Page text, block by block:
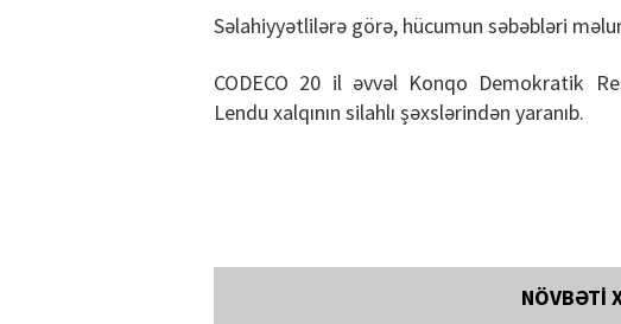
Səlahiyyətlilərə görə, hücumun səbəbləri
CODECO 20 il əvvəl Konqo Demokratik
Lendu xalqının silahlı şəxslərindən yaranıb.
NÖVBƏTİ